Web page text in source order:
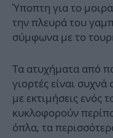
Ύποπτη για το
την πλευρά του
σύμφωνα με το
Τα ατυχήματα από
γιορτές είναι
με εκτιμήσεις ενός
κυκλοφορούν
όπλα, τα